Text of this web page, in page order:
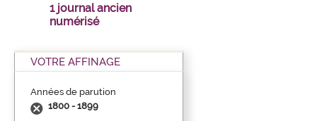
1 journal ancien
numérisé
VOTRE AFFINAGE
Années de parution
1800 - 1899